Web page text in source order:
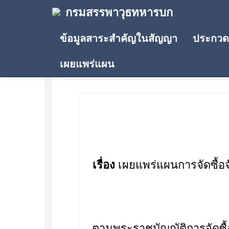
กรมสรรพาวุธทหารบก
ข้อมูลสาระสำคัญในสัญญา ประกว
เผยแพร่แผน
ประกาศเผยแพร่แผน
เรื่อง เผยแพร่แผนการจัดซื้